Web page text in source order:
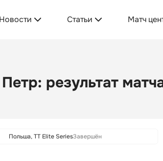
Новости Статьи Матч
результат
Польша, TT Elite SeriesЗавершён